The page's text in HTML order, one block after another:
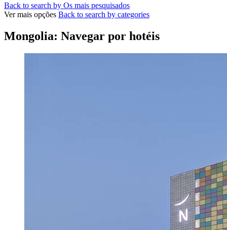
Back to search by Os mais pesquisados
Ver mais opções Back to search by categories
Mongolia: Navegar por hotéis